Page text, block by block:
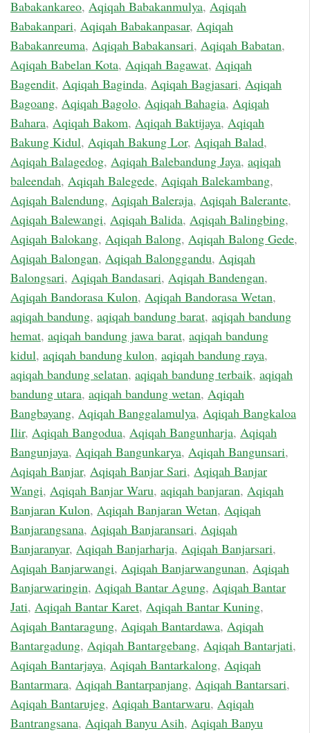
Babakankareo, Aqiqah Babakanmulya, Aqiqah
Babakanpari, Aqiqah Babakanpasar, Aqiqah
Babakanreuma, Aqiqah Babakansari, Aqiqah Babatan,
Aqiqah Babelan Kota, Aqiqah Bagawat, Aqiqah
Bagendit, Aqiqah Baginda, Aqiqah Bagjasari, Aqiqah
Bagoang, Aqiqah Bagolo, Aqiqah Bahagia, Aqiqah
Bahara, Aqiqah Bakom, Aqiqah Baktijaya, Aqiqah
Bakung Kidul, Aqiqah Bakung Lor, Aqiqah Balad,
Aqiqah Balagedog, Aqiqah Balebandung Jaya, aqiqah
baleendah, Aqiqah Balegede, Aqiqah Balekambang,
Aqiqah Balendung, Aqiqah Baleraja, Aqiqah Balerante,
Aqiqah Balewangi, Aqiqah Balida, Aqiqah Balingbing,
Aqiqah Balokang, Aqiqah Balong, Aqiqah Balong Gede,
Aqiqah Balongan, Aqiqah Balonggandu, Aqiqah
Balongsari, Aqiqah Bandasari, Aqiqah Bandengan,
Aqiqah Bandorasa Kulon, Aqiqah Bandorasa Wetan,
aqiqah bandung, aqiqah bandung barat, aqiqah bandung
hemat, aqiqah bandung jawa barat, aqiqah bandung
kidul, aqiqah bandung kulon, aqiqah bandung raya,
aqiqah bandung selatan, aqiqah bandung terbaik, aqiqah
bandung utara, aqiqah bandung wetan, Aqiqah
Bangbayang, Aqiqah Banggalamulya, Aqiqah Bangkaloa
Ilir, Aqiqah Bangodua, Aqiqah Bangunharja, Aqiqah
Bangunjaya, Aqiqah Bangunkarya, Aqiqah Bangunsari,
Aqiqah Banjar, Aqiqah Banjar Sari, Aqiqah Banjar
Wangi, Aqiqah Banjar Waru, aqiqah banjaran, Aqiqah
Banjaran Kulon, Aqiqah Banjaran Wetan, Aqiqah
Banjarangsana, Aqiqah Banjaransari, Aqiqah
Banjaranyar, Aqiqah Banjarharja, Aqiqah Banjarsari,
Aqiqah Banjarwangi, Aqiqah Banjarwangunan, Aqiqah
Banjarwaringin, Aqiqah Bantar Agung, Aqiqah Bantar
Jati, Aqiqah Bantar Karet, Aqiqah Bantar Kuning,
Aqiqah Bantaragung, Aqiqah Bantardawa, Aqiqah
Bantargadung, Aqiqah Bantargebang, Aqiqah Bantarjati,
Aqiqah Bantarjaya, Aqiqah Bantarkalong, Aqiqah
Bantarmara, Aqiqah Bantarpanjang, Aqiqah Bantarsari,
Aqiqah Bantarujeg, Aqiqah Bantarwaru, Aqiqah
Bantrangsana, Aqiqah Banyu Asih, Aqiqah Banyu